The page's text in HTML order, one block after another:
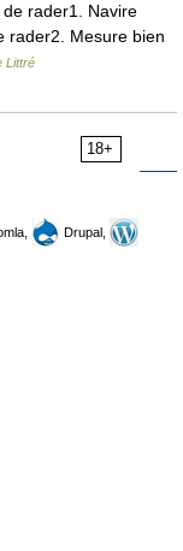
rader1. Navire
rader2. Mesure bien
Littré
18+
Drupal,